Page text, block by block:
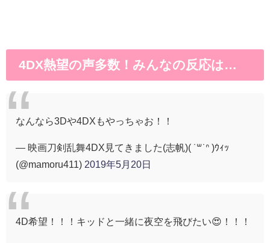
4DX熱望の声多数！みんなの反応は…
なんなら3Dや4DXもやっちゃお！！
— 映画刀剣乱舞4DX見てきました(志帆)( ˙꒳​˙ᐢ )ｳｨｯ
(@mamoru411) 2019年5月20日
4D希望！！！キッドと一緒に夜空を飛びたい😍！！！